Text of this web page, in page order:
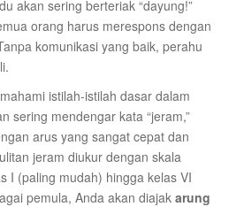
akan sering berteriak “dayung!”
orang harus merespons dengan
komunikasi yang baik, perahu
istilah-istilah dasar dalam
sering mendengar kata “jeram,”
arus yang sangat cepat dan
jeram diukur dengan skala
I (paling mudah) hingga kelas VI
pemula, Anda akan diajak arung